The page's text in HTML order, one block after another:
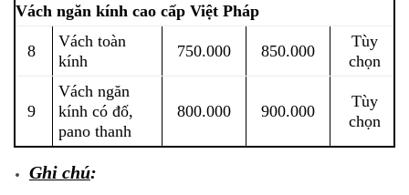
Vách ngăn kính cao cấp Việt Pháp
8
Vách toàn
kính
750.000 850.000
Tùy
chọn
9
Vách ngăn
kính có đố,
pano thanh
800.000 900.000
Tùy
chọn
Ghi chú: